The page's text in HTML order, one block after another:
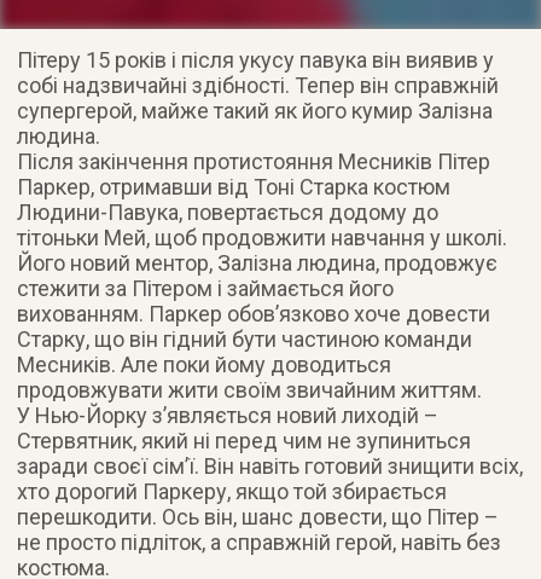
Пітеру 15 років і після укусу павука він виявив у
собі надзвичайні здібності. Тепер він справжній
супергерой, майже такий як його кумир Залізна
людина.
Після закінчення протистояння Месників Пітер
Паркер, отримавши від Тоні Старка костюм
Людини-Павука, повертається додому до
тітоньки Мей, щоб продовжити навчання у школі.
Його новий ментор, Залізна людина, продовжує
стежити за Пітером і займається його
вихованням. Паркер обов’язково хоче довести
Старку, що він гідний бути частиною команди
Месників. Але поки йому доводиться
продовжувати жити своїм звичайним життям.
У Нью-Йорку з’являється новий лиходій –
Стервятник, який ні перед чим не зупиниться
заради своєї сім’ї. Він навіть готовий знищити всіх,
хто дорогий Паркеру, якщо той збирається
перешкодити. Ось він, шанс довести, що Пітер –
не просто підліток, а справжній герой, навіть без
костюма.